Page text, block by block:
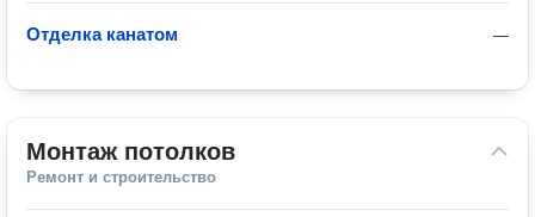
—
Отделка канатом
Монтаж потолков
Ремонт и строительство